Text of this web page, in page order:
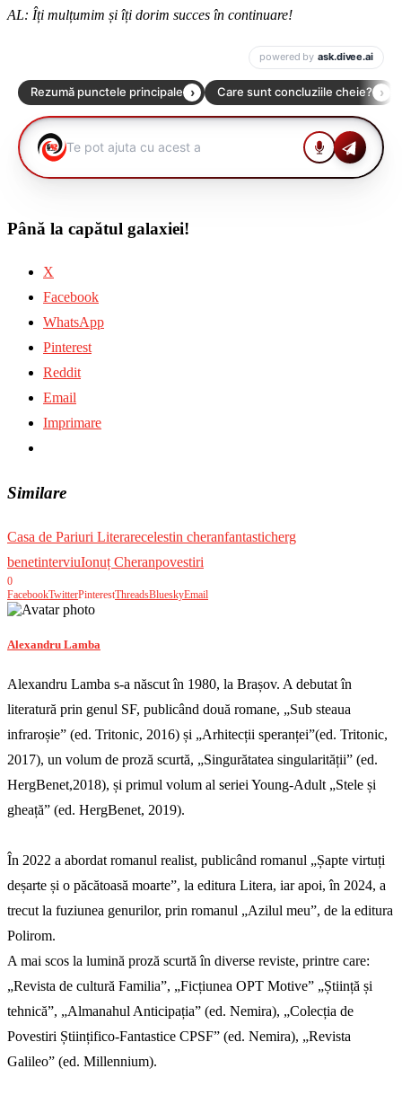
AL: Îți mulțumim și îți dorim succes în continuare!
Până la capătul galaxiei!
X
Facebook
WhatsApp
Pinterest
Reddit
Email
Imprimare
Similare
Casa de Pariuri Literarecelestin cheranfantasticherg
benetinterviuIonuț Cheranpovestiri
0
FacebookTwitterPinterestThreadsBlueskyEmail
Alexandru Lamba
Alexandru Lamba s-a născut în 1980, la Brașov. A debutat în
literatură prin genul SF, publicând două romane, „Sub steaua
infraroșie” (ed. Tritonic, 2016) și „Arhitecții speranței”(ed. Tritonic,
2017), un volum de proză scurtă, „Singurătatea singularității” (ed.
HergBenet,2018), și primul volum al seriei Young-Adult „Stele și
gheață” (ed. HergBenet, 2019).
În 2022 a abordat romanul realist, publicând romanul „Șapte virtuți
deșarte și o păcătoasă moarte”, la editura Litera, iar apoi, în 2024, a
trecut la fuziunea genurilor, prin romanul „Azilul meu”, de la editura
Polirom.
A mai scos la lumină proză scurtă în diverse reviste, printre care:
„Revista de cultură Familia”, „Ficțiunea OPT Motive” „Știință și
tehnică”, „Almanahul Anticipația” (ed. Nemira), „Colecția de
Povestiri Științifico-Fantastice CPSF” (ed. Nemira), „Revista
Galileo” (ed. Millennium).